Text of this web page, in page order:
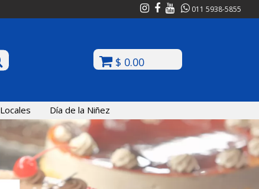
011 5938-5855
$ 0.00
Locales Día de la Niñez